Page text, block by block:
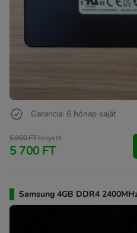
Garancia: 6 hónap saját
6 800 FThelyett
5 700 FT
Samsung 4GB DDR4